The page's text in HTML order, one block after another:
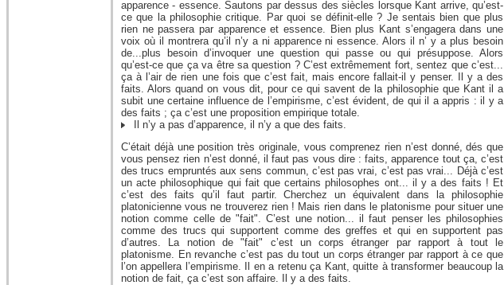
apparence - essence. Sautons par dessus des siècles lorsque Kant arrive, qu’est-
ce que la philosophie critique. Par quoi se définit-elle ? Je sentais bien que plus
rien ne passera par apparence et essence. Bien plus Kant s’engagera dans une
voix où il montrera qu’il n’y a ni apparence ni essence. Alors il n’ y a plus besoin
de...plus besoin d’invoquer une question qui passe ou qui présuppose. Alors
qu’est-ce que ça va être sa question ? C’est extrêmement fort, sentez que c’est...
ça à l’air de rien une fois que c’est fait, mais encore fallait-il y penser. Il y a des
faits. Alors quand on vous dit, pour ce qui savent de la philosophie que Kant il a
subit une certaine influence de l’empirisme, c’est évident, de qui il a appris : il y a
des faits ; ça c’est une proposition empirique totale.
Il n’y a pas d’apparence, il n’y a que des faits.
C’était déjà une position très originale, vous comprenez rien n’est donné, dés que
vous pensez rien n’est donné, il faut pas vous dire : faits, apparence tout ça, c’est
des trucs empruntés aux sens commun, c’est pas vrai, c’est pas vrai... Déjà c’est
un acte philosophique qui fait que certains philosophes ont... il y a des faits ! Et
c’est des faits qu’il faut partir. Cherchez un équivalent dans la philosophie
platonicienne vous ne trouverez rien ! Mais rien dans le platonisme pour situer une
notion comme celle de "fait". C’est une notion... il faut penser les philosophies
comme des trucs qui supportent comme des greffes et qui en supportent pas
d’autres. La notion de "fait" c’est un corps étranger par rapport à tout le
platonisme. En revanche c’est pas du tout un corps étranger par rapport à ce que
l’on appellera l’empirisme. Il en a retenu ça Kant, quitte à transformer beaucoup la
notion de fait, ça c’est son affaire. Il y a des faits.